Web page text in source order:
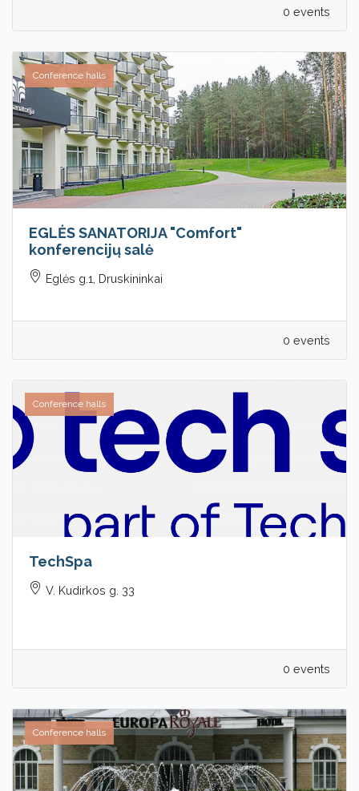
0 events
Conference halls
EGLĖS SANATORIJA "Comfort"
konferencijų salė
Eglės g.1, Druskininkai
0 events
Conference halls
TechSpa
V. Kudirkos g. 33
0 events
Conference halls